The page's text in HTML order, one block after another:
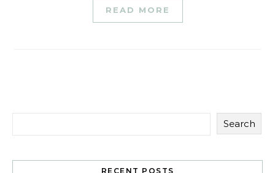
READ MORE
Search
RECENT POSTS